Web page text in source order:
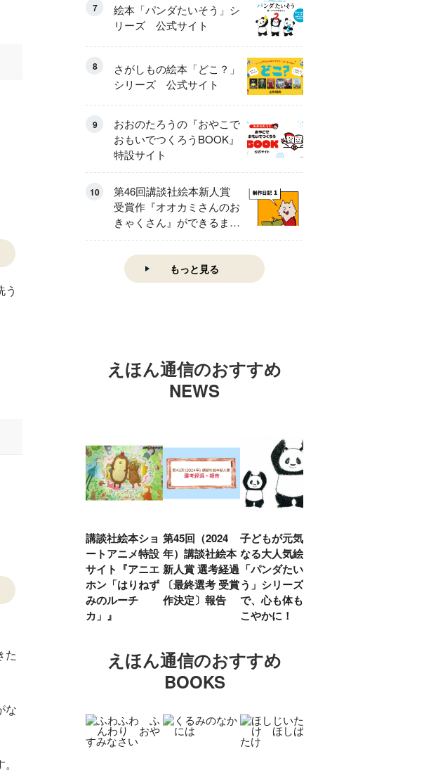
う
た
な
7
絵本「パンダたいそう」シ
リーズ 公式サイト
8
さがしもの絵本「どこ？」
シリーズ 公式サイト
9
おおのたろうの『おやこで
おもいでつくろうBOOK』
特設サイト
10
第46回講談社絵本新人賞
受賞作『オオカミさんのお
きゃくさん』ができるまで
①
もっと見る
えほん通信のおすすめ
NEWS
講談社絵本ショ
ートアニメ特設
サイト『アニエ
ホン「はりねず
みのルーチ
カ」』
第45回（2024
年）講談社絵本
新人賞 選考経過
〔最終選考 受賞
作決定〕報告
子どもが元気に
なる大人気絵本
「パンダたいそ
う」シリーズ
で、心も体もす
こやかに！
えほん通信のおすすめ
BOOKS